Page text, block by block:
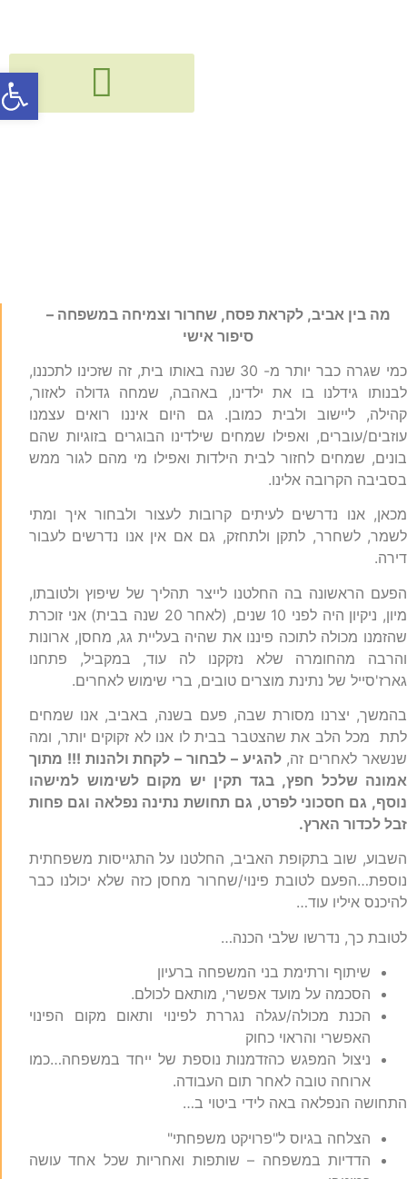
מה בין אביב, לקראת פסח, שחרור וצמיחה במשפחה –
סיפור אישי
כמי שגרה כבר יותר מ- 30 שנה באותו בית, זה שזכינו לתכננו,
גידלנו בו את ילדינו, באהבה, שמחה גדולה לאזור,
ליישוב ולבית כמובן. גם היום איננו רואים עצמנו
עוברים, ואפילו שמחים שילדינו הבוגרים בזוגיות שהם
שמחים לחזור לבית הילדות ואפילו מי מהם לגור ממש
הקרובה אלינו.
אנו נדרשים לעיתים קרובות לעצור ולבחור איך ומתי
לשחרר, לתקן ולתחזק, גם אם אין אנו נדרשים לעבור
הראשונה בה החלטנו לייצר תהליך של שיפוץ ולטובתו,
מיון, ניקיון היה לפני 10 שנים, (לאחר 20 שנה בבית) אני זוכרת
מכולה לתוכה פיננו את שהיה בעליית גג, מחסן, ארונות
מהחומרה שלא נזקקנו לה עוד, במקביל, פתחנו
של נתינת מוצרים טובים, ברי שימוש לאחרים.
יצרנו מסורת שבה, פעם בשנה, באביב, אנו שמחים
מכל הלב את שהצטבר בבית לו אנו לא זקוקים יותר, ומה
לאחרים זה, להגיע – לבחור – לקחת ולהנות !!! מתוך
שלכל חפץ, בגד תקין יש מקום לשימוש למישהו
גם חסכוני לפרט, גם תחושת נתינה נפלאה וגם פחות
לכדור הארץ.
שוב בתקופת האביב, החלטנו על התגייסות משפחתית
לטובת פינוי/שחרור מחסן כזה שלא יכולנו כבר
איליו עוד…
כך, נדרשו שלבי הכנה…
שיתוף ורתימת בני המשפחה ברעיון
הסכמה על מועד אפשרי, מותאם לכולם.
הכנת מכולה/עגלה נגררת לפינוי ותאום מקום הפינוי
האפשרי והראוי כחוק
ניצול המפגש כהזדמנות נוספת של ייחד במשפחה…כמו
ארוחה טובה לאחר תום העבודה.
הנפלאה באה לידי ביטוי ב…
הצלחה בגיוס ל"פרויקט משפחתי"
הדדיות במשפחה – שותפות ואחריות שכל אחד עושה
פתח